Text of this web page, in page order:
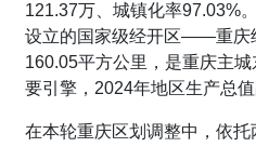
121.37万、城镇化率97.03%
设立的国家级经开区——重庆
160.05平方公里，是重庆主
要引擎，2024年地区生产总
在本轮重庆区划调整中，依